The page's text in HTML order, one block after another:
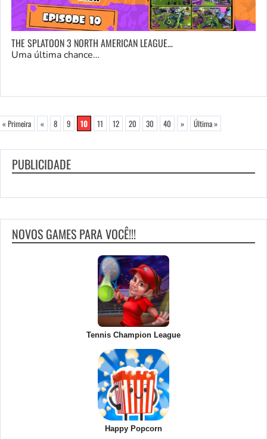
THE SPLATOON 3 NORTH AMERICAN LEAGUE…
Uma última chance…
« Primeira « 8 9 10 11 12 20 30 40 » Última »
PUBLICIDADE
NOVOS GAMES PARA VOCÊ!!!
Tennis Champion League
Happy Popcorn